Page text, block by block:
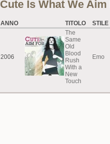
Cute Is What We Aim
ANNO TITOLO STILE
2006
The
Same
Old
Blood
Rush
With a
New
Touch
Emo